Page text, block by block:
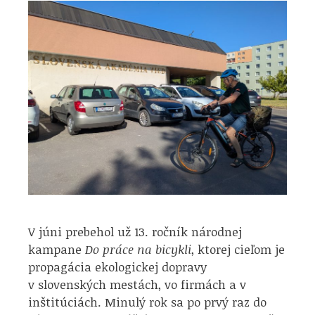
V júni prebehol už 13. ročník národnej
kampane Do práce na bicykli, ktorej cieľom je
propagácia ekologickej dopravy
v slovenských mestách, vo firmách a v
inštitúciách. Minulý rok sa po prvý raz do